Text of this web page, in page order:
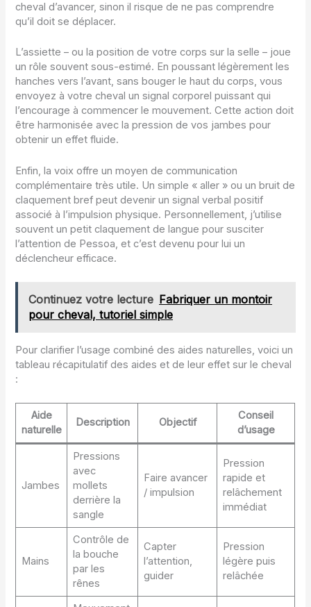
cheval d’avancer, sinon il risque de ne pas comprendre
qu’il doit se déplacer.
L’assiette – ou la position de votre corps sur la selle – joue
un rôle souvent sous-estimé. En poussant légèrement les
hanches vers l’avant, sans bouger le haut du corps, vous
envoyez à votre cheval un signal corporel puissant qui
l’encourage à commencer le mouvement. Cette action doit
être harmonisée avec la pression de vos jambes pour
obtenir un effet fluide.
Enfin, la voix offre un moyen de communication
complémentaire très utile. Un simple « aller » ou un bruit de
claquement bref peut devenir un signal verbal positif
associé à l’impulsion physique. Personnellement, j’utilise
souvent un petit claquement de langue pour susciter
l’attention de Pessoa, et c’est devenu pour lui un
déclencheur efficace.
Continuez votre lecture Fabriquer un montoir
pour cheval, tutoriel simple
Pour clarifier l’usage combiné des aides naturelles, voici un
tableau récapitulatif des aides et de leur effet sur le cheval
:
Aide
naturelle
Description Objectif
Conseil
d’usage
Jambes
Pressions
avec
mollets
derrière la
sangle
Faire avancer
/ impulsion
Pression
rapide et
relâchement
immédiat
Mains
Contrôle de
la bouche
par les
rênes
Capter
l’attention,
guider
Pression
légère puis
relâchée